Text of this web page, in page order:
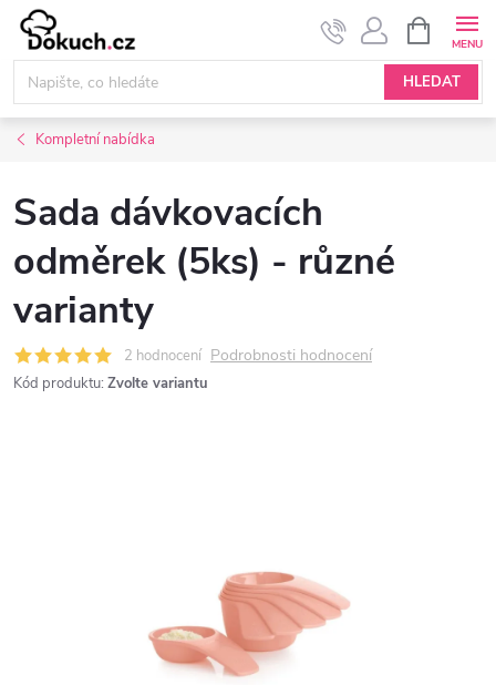
Přejít
obsah
HLEDAT
NÁKUPNÍ
KOŠÍK
Kompletní nabídka
Sada dávkovacích
odměrek (5ks) - různé
varianty
2 hodnocení Podrobnosti hodnocení
Kód produktu: Zvolte variantu